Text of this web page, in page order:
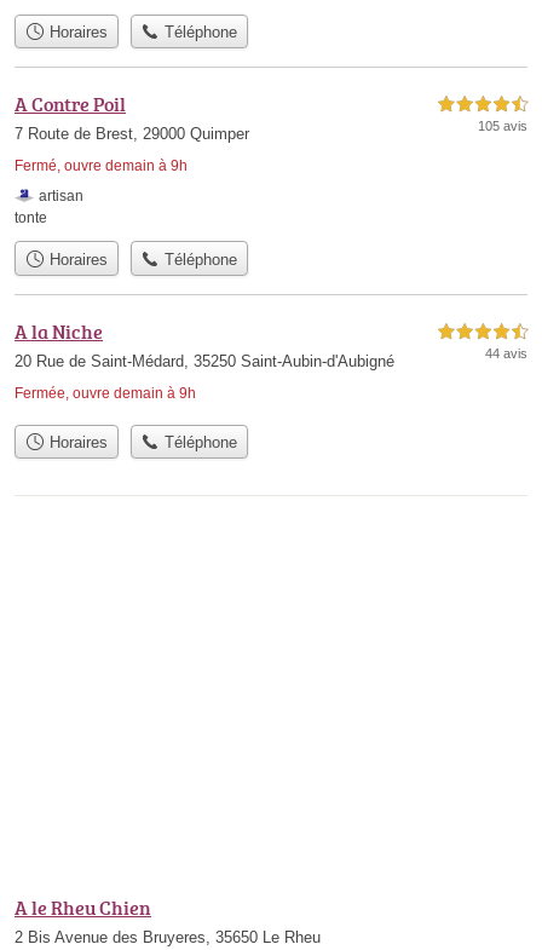
Horaires Téléphone
A Contre Poil
7 Route de Brest, 29000 Quimper
Fermé, ouvre demain à 9h
4,5 étoiles sur 5
105 avis
artisan
tonte
Horaires Téléphone
A la Niche
20 Rue de Saint-Médard, 35250 Saint-Aubin-d'Aubigné
Fermée, ouvre demain à 9h
4,5 étoiles sur 5
44 avis
Horaires Téléphone
A le Rheu Chien
2 Bis Avenue des Bruyeres, 35650 Le Rheu